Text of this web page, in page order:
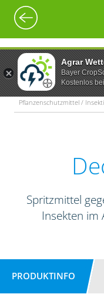
Agrar
Bayer
Kostenlos
Pflanzenschutzmittel /
Spritzmittel
Insekten im
PRODUKTINFO